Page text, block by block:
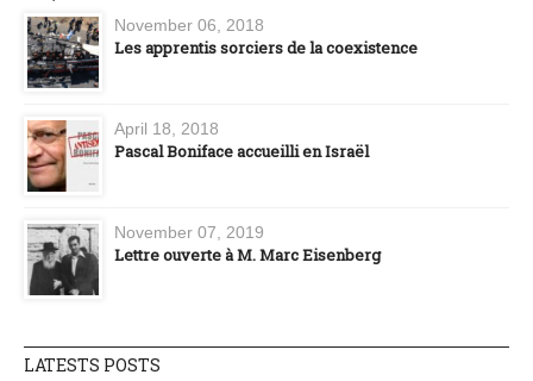
November 06, 2018
Les apprentis sorciers de la coexistence
April 18, 2018
Pascal Boniface accueilli en Israël
November 07, 2019
Lettre ouverte à M. Marc Eisenberg
LATESTS POSTS